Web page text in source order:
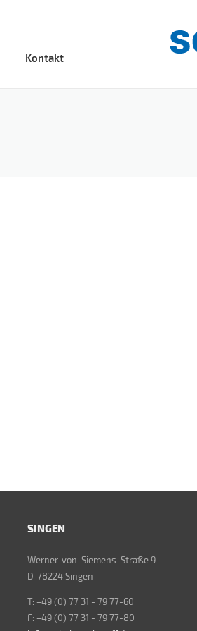
Kontakt
SINGEN
Werner-von-Siemens-Straße 9
D-78224 Singen
T: +49 (0) 77 31 - 79 77-60
F: +49 (0) 77 31 - 79 77-80